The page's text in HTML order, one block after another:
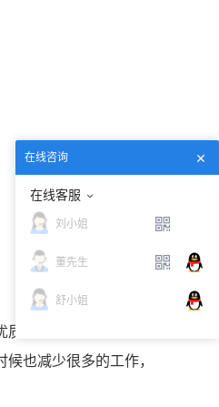
打光比较好的一些图
也减少很多的工作，
在线咨询
在线客服
刘小姐
董先生
舒小姐